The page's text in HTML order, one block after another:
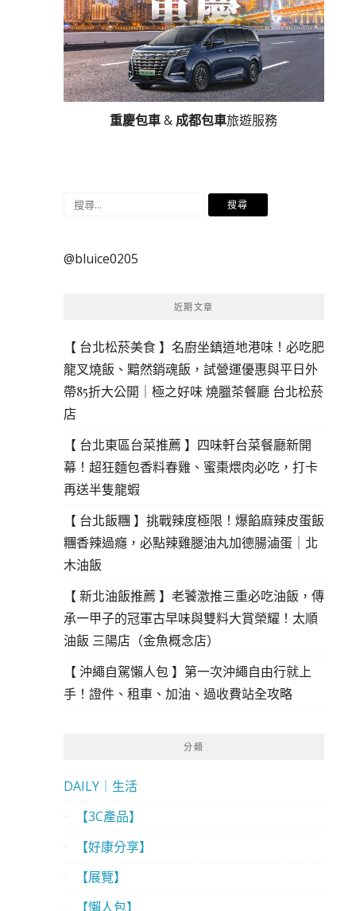
重慶包車& 成都包車旅遊服務
搜
鍵
@bluice0205
近期文章
【 台北松菸美食 】名廚坐鎮道地港味！必吃肥
龍叉燒飯、黯然銷魂飯，試營運優惠與平日外
帶85折大公開｜極之好味 燒臘茶餐廳 台北松菸
店
【 台北東區台菜推薦 】四味軒台菜餐廳新開
幕！超狂麵包香料春雞、蜜棗煨肉必吃，打卡
再送半隻龍蝦
【 台北飯糰 】挑戰辣度極限！爆餡麻辣皮蛋飯
糰香辣過癮，必點辣雞腿油丸加德腸滷蛋｜北
木油飯
【 新北油飯推薦 】老饕激推三重必吃油飯，傳
承一甲子的冠軍古早味與雙料大賞榮耀！太順
油飯 三陽店（金魚概念店）
【 沖繩自駕懶人包 】第一次沖繩自由行就上
手！證件、租車、加油、過收費站全攻略
分類
DAILY｜生活
【3C產品】
【好康分享】
【展覽】
【懶人包】